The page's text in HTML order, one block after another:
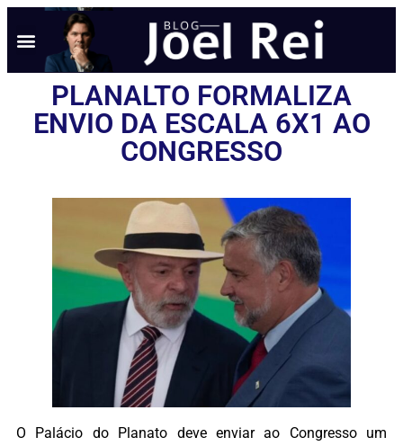
PLANALTO FORMALIZA
ENVIO DA ESCALA 6X1 AO
CONGRESSO
O Palácio do Planato deve enviar ao Congresso um